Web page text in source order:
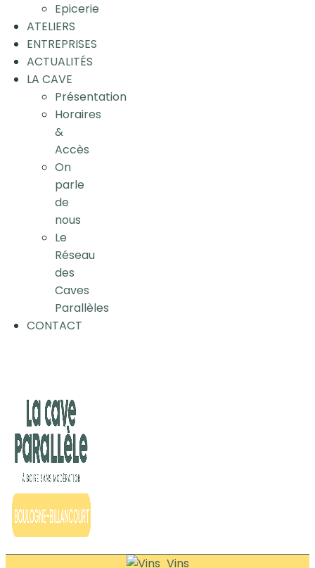
Epicerie
ATELIERS
ENTREPRISES
ACTUALITÉS
LA CAVE
Présentation
Horaires
&
Accès
On
parle
de
nous
Le
Réseau
des
Caves
Parallèles
CONTACT
Vins